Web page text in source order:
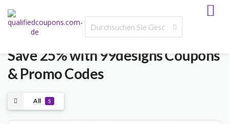
Save 25% with 99designs Coupons
& Promo Codes
All 5